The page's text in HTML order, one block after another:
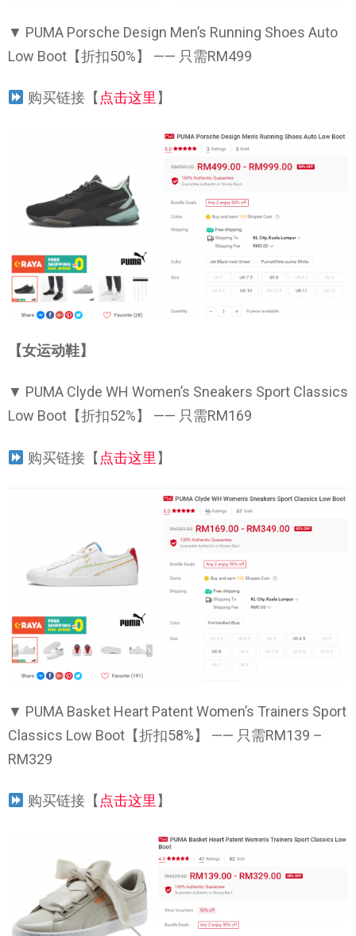
▼ PUMA Porsche Design Men’s Running Shoes Auto
Low Boot【折扣50%】 —— 只需RM499
购买链接【 点击这里 】
【女运动鞋】
▼ PUMA Clyde WH Women’s Sneakers Sport Classics
Low Boot【折扣52%】 —— 只需RM169
购买链接【点击这里】
▼ PUMA Basket Heart Patent Women’s Trainers Sport
Classics Low Boot【折扣58%】 —— 只需RM139 –
RM329
购买链接【 点击这里 】